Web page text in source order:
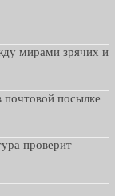
мирами зрячих и
посылке
проверит